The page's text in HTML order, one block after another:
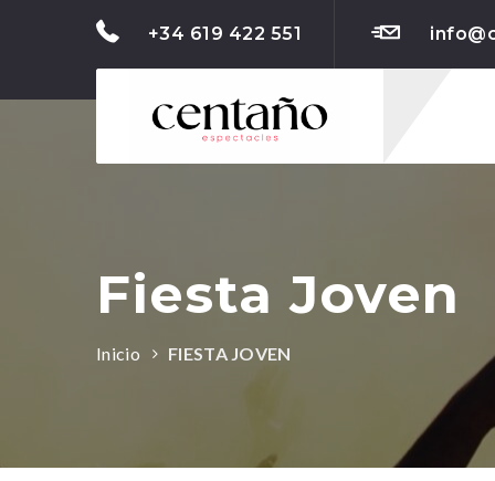
+34 619 422 551
Fiesta Joven
Inicio FIESTA JOVEN